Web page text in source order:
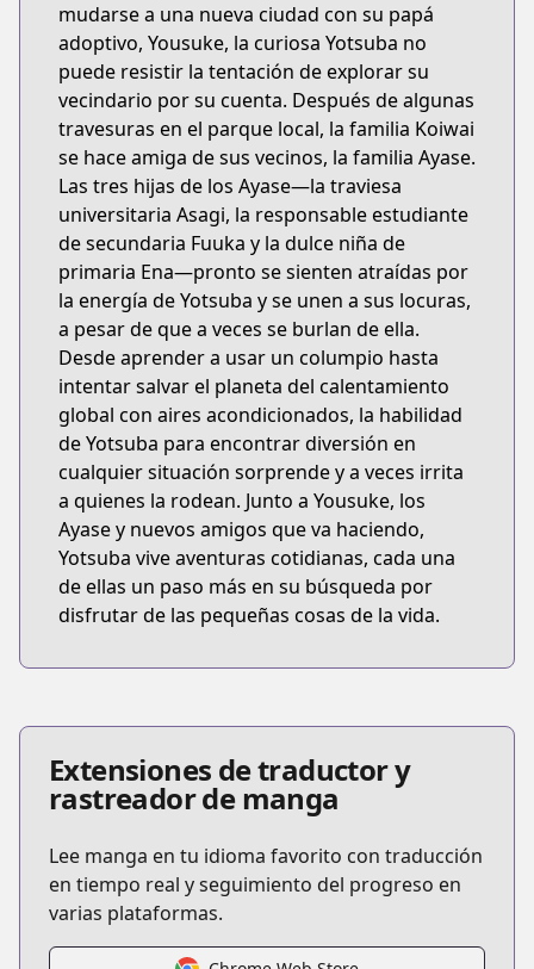
mudarse a una nueva ciudad con su papá
adoptivo, Yousuke, la curiosa Yotsuba no
puede resistir la tentación de explorar su
vecindario por su cuenta. Después de algunas
travesuras en el parque local, la familia Koiwai
se hace amiga de sus vecinos, la familia Ayase.
Las tres hijas de los Ayase—la traviesa
universitaria Asagi, la responsable estudiante
de secundaria Fuuka y la dulce niña de
primaria Ena—pronto se sienten atraídas por
la energía de Yotsuba y se unen a sus locuras,
a pesar de que a veces se burlan de ella.
Desde aprender a usar un columpio hasta
intentar salvar el planeta del calentamiento
global con aires acondicionados, la habilidad
de Yotsuba para encontrar diversión en
cualquier situación sorprende y a veces irrita
a quienes la rodean. Junto a Yousuke, los
Ayase y nuevos amigos que va haciendo,
Yotsuba vive aventuras cotidianas, cada una
de ellas un paso más en su búsqueda por
disfrutar de las pequeñas cosas de la vida.
Extensiones de traductor y
rastreador de manga
Lee manga en tu idioma favorito con traducción
en tiempo real y seguimiento del progreso en
varias plataformas.